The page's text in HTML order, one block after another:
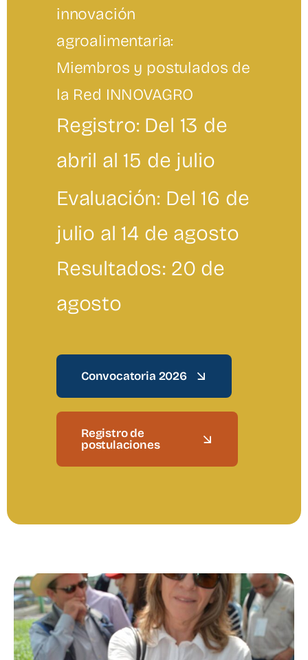
innovación
agroalimentaria:
Miembros y postulados de
la Red INNOVAGRO
Registro: Del 13 de
abril al 15 de julio
Evaluación: Del 16 de
julio al 14 de agosto
Resultados: 20 de
agosto
Convocatoria 2026
Registro de
postulaciones